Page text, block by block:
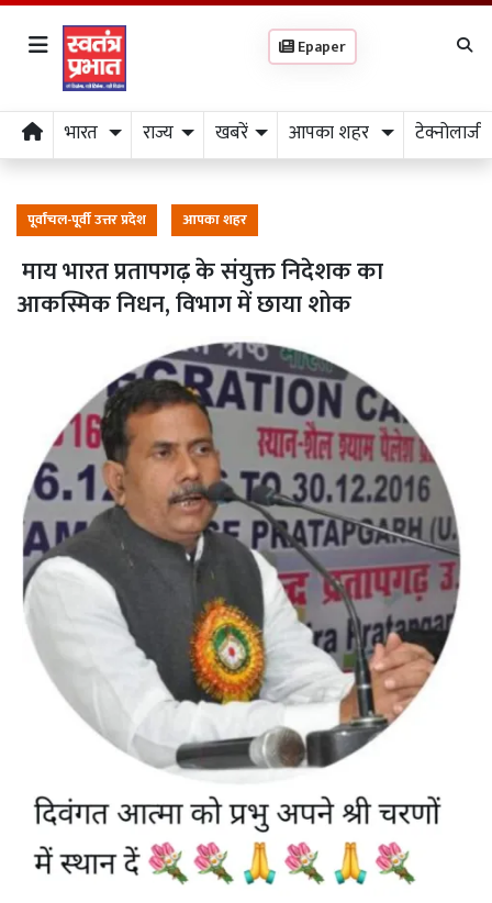
Epaper
भारत राज्य खबरें आपका शहर टेक्नोलाजी
पूर्वांचल-पूर्वी उत्तर प्रदेश आपका शहर
माय भारत प्रतापगढ़ के संयुक्त निदेशक का
आकस्मिक निधन, विभाग में छाया शोक